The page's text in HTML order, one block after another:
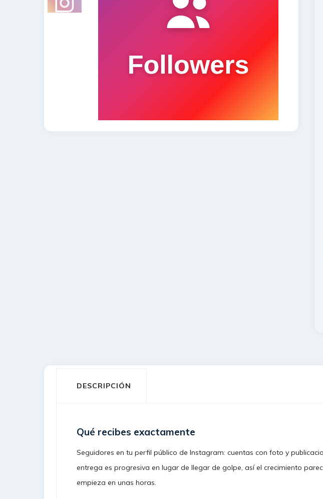
DESCRIPCIÓN
Qué recibes exactamente
Seguidores en tu perfil público de Instagram: cuentas con foto y
entrega es progresiva en lugar de llegar de golpe, así el crecimiento
empieza en unas horas.